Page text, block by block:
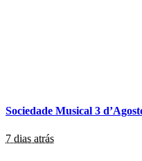
Sociedade Musical 3
7 dias atrás